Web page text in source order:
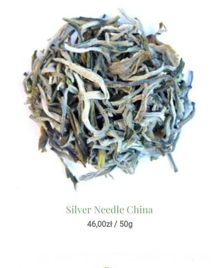
Silver Needle China
46,00zł/ 50g